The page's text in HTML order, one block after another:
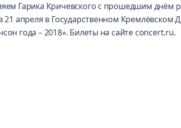
Гарика Кричевского с прошедшим днём
21 апреля в Государственном
года – 2018». Билеты на сайте concert.ru.